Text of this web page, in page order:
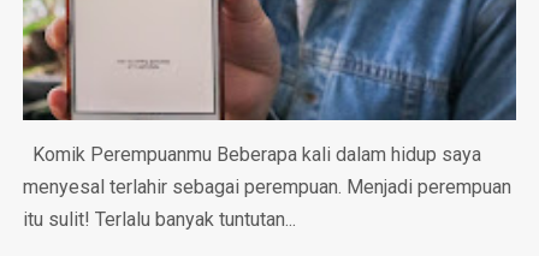
Komik Perempuanmu Beberapa kali dalam hidup saya
menyesal terlahir sebagai perempuan. Menjadi perempuan
itu sulit! Terlalu banyak tuntutan...